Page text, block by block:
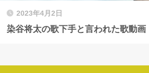
2023年4月2日
染谷将太の歌下手と言われた歌動